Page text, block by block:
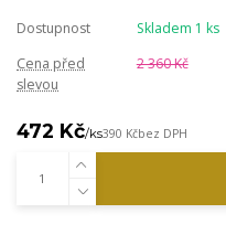
Dostupnost
Skladem 1 ks
Cena před
slevou
2 360 Kč
472 Kč/ks390 Kčbez DPH